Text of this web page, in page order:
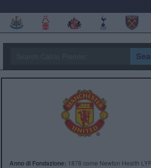
Anno di Fondazione: 1878 come Newton Health